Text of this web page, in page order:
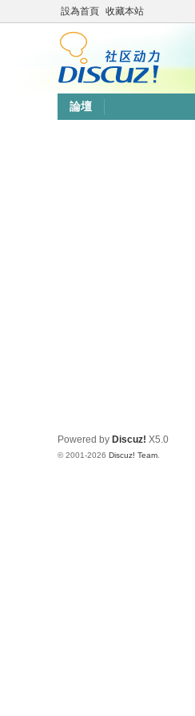
設為首頁 收藏本站
論壇
Powered by Discuz! X5.0
© 2001-2026 Discuz! Team